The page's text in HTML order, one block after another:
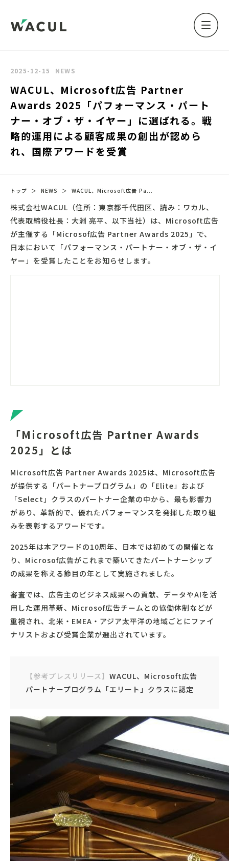
2025-12-15 NEWS
WACUL、Microsoft広告 Partner
Awards 2025「パフォーマンス・パート
ナー・オブ・ザ・イヤー」に選ばれる。戦
略的運用による顧客成果の創出が認めら
れ、国際アワードを受賞
トップ ＞ NEWS ＞ WACUL、Microsoft広告 Pa...
株式会社WACUL（住所：東京都千代田区、読み：ワカル、
代表取締役社長：大淵 亮平、以下当社）は、Microsoft広告
が主催する「Microsof広告 Partner Awards 2025」で、
日本において「パフォーマンス・パートナー・オブ・ザ・イ
ヤー」を受賞したことをお知らせします。
「Microsoft広告 Partner Awards
2025」とは
Microsoft広告 Partner Awards 2025は、Microsoft広告
が提供する「パートナープログラム」の「Elite」および
「Select」クラスのパートナー企業の中から、最も影響力
があり、革新的で、優れたパフォーマンスを発揮した取り組
みを表彰するアワードです。
2025年は本アワードの10周年、日本では初めての開催とな
り、Microsof広告がこれまで築いてきたパートナーシップ
の成果を称える節目の年として実施されました。
審査では、広告主のビジネス成果への貢献、データやAIを活
用した運用革新、Microsof広告チームとの協働体制などが
重視され、北米・EMEA・アジア太平洋の地域ごとにファイ
ナリストおよび受賞企業が選出されています。
【参考プレスリリース】 WACUL、Microsoft広告
パートナープログラム「エリート」クラスに認定